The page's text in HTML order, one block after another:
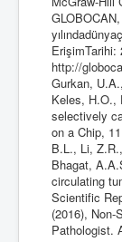
ErişimTarihi:
http://
Gurkan,
Keles, H.O.,
selectively
on a Chip,
B.L., Li,
Bhagat,
circulating
Scientific
(2016), Non-
Pathologist.